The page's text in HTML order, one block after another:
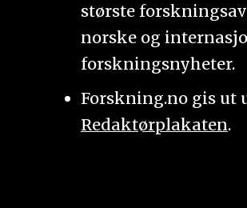
største
norske og
forskningsnyheter.
Forskning.no gis ut
Redaktørplakaten.